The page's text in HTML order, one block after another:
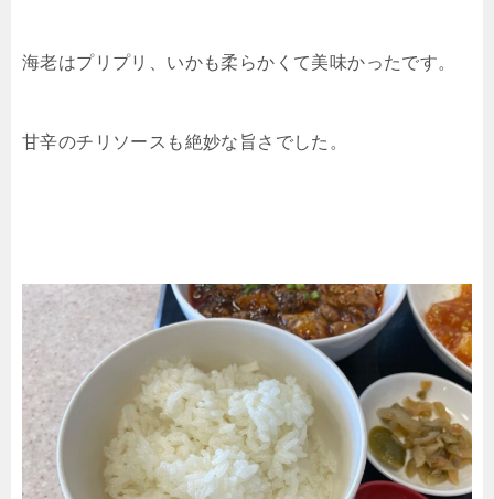
海老はプリプリ、いかも柔らかくて美味かったです。
甘辛のチリソースも絶妙な旨さでした。